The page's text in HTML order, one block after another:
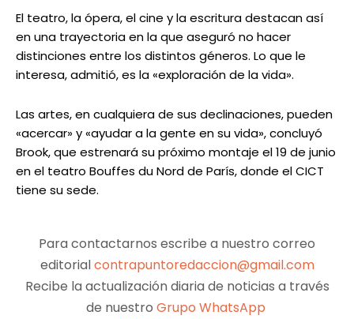
El teatro, la ópera, el cine y la escritura destacan así
en una trayectoria en la que aseguró no hacer
distinciones entre los distintos géneros. Lo que le
interesa, admitió, es la «exploración de la vida».
Las artes, en cualquiera de sus declinaciones, pueden
«acercar» y «ayudar a la gente en su vida», concluyó
Brook, que estrenará su próximo montaje el 19 de junio
en el teatro Bouffes du Nord de París, donde el CICT
tiene su sede.
Para contactarnos escribe a nuestro correo
editorialcontrapuntoredaccion@gmail.com
Recibe la actualización diaria de noticias a través
de nuestro Grupo WhatsApp